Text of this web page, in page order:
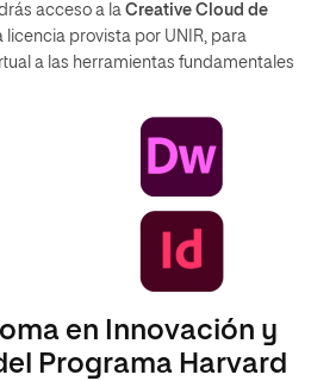
acceso a la Creative Cloud de
licencia provista por UNIR, para
a las herramientas fundamentales
en Innovación y
Programa Harvard